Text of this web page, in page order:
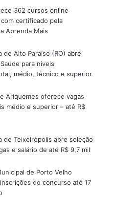
362 cursos online
certificado pela
Aprenda Mais
de Alto Paraíso (RO) abre
para níveis
médio, técnico e superior
Ariquemes oferece vagas
médio e superior – até R$
de Teixeirópolis abre seleção
e salário de até R$ 9,7 mil
de Porto Velho
do concurso até 17